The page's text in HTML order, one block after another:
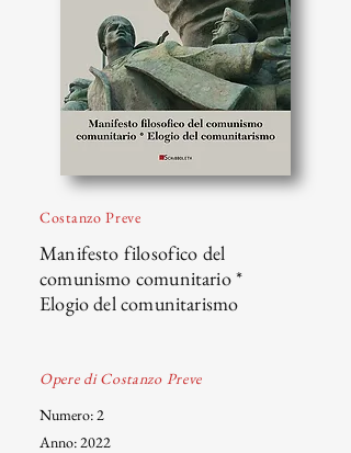
Costanzo Preve
Manifesto filosofico del
comunismo comunitario *
Elogio del comunitarismo
Opere di Costanzo Preve
Numero: 2
Anno: 2022